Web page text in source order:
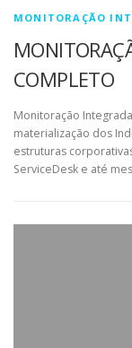
MONITORAÇÃO
COMPLETO
Monitoração
materialização dos
estruturas
ServiceDesk e até